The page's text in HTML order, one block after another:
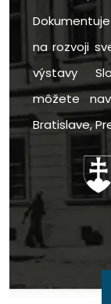
na rozvoji
výstavy
môžete
Bratislave,